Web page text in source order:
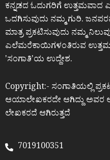
ಕನ್ನಡದ ಓದುಗರಿಗೆ ಉತ್ತಮವಾದ
ಒದಗಿಸುವುದು ನಮ್ಮ ಗುರಿ.
ಮಾತ್ರ ಪ್ರಕಟಿಸುವುದು ನಮ್ಮ
ಎಲೆಮರೆಕಾಯಿಗಳಂತಿರುವ ಉತ್ತಮ
ʼಸಂಗಾತಿʼಯ ಉದ್ದೇಶ.
Copyright:- ಸಂಗಾತಿಯಲ್ಲಿ
ಆಯಾಲೇಖಕರದೇ ಆಗಿದ್ದು
ಲೇಖಕರದೆ ಆಗಿರುತ್ತದೆ
7019100351